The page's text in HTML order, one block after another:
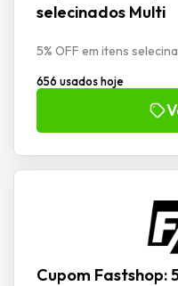
selecinados Multi
5% OFF em itens
656 usados hoje
Cupom Fastshop: